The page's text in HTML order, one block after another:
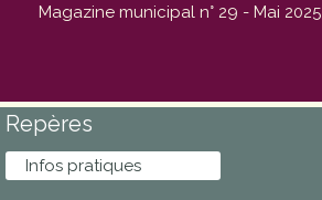
Magazine municipal n° 29 - Mai 2025
Repères
Infos pratiques